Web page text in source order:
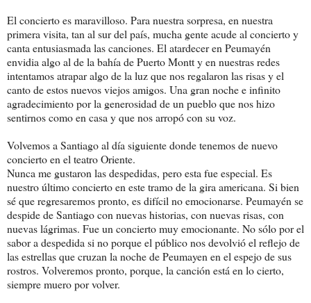
El concierto es maravilloso. Para nuestra sorpresa, en nuestra
primera visita, tan al sur del país, mucha gente acude al concierto y
canta entusiasmada las canciones. El atardecer en Peumayén
envidia algo al de la bahía de Puerto Montt y en nuestras redes
intentamos atrapar algo de la luz que nos regalaron las risas y el
canto de estos nuevos viejos amigos. Una gran noche e infinito
agradecimiento por la generosidad de un pueblo que nos hizo
sentirnos como en casa y que nos arropó con su voz.
Volvemos a Santiago al día siguiente donde tenemos de nuevo
concierto en el teatro Oriente.
Nunca me gustaron las despedidas, pero esta fue especial. Es
nuestro último concierto en este tramo de la gira americana. Si bien
sé que regresaremos pronto, es difícil no emocionarse. Peumayén se
despide de Santiago con nuevas historias, con nuevas risas, con
nuevas lágrimas. Fue un concierto muy emocionante. No sólo por el
sabor a despedida si no porque el público nos devolvió el reflejo de
las estrellas que cruzan la noche de Peumayen en el espejo de sus
rostros. Volveremos pronto, porque, la canción está en lo cierto,
siempre muero por volver.